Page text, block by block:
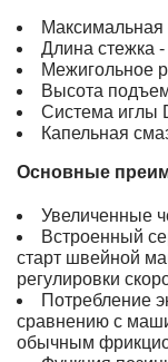
Максимальная
Длина стежка
Межигольное
Высота
Система иглы
Капельная
Основные
Увеличенные
Встроенный
старт швейной
регулировки
Потребление
сравнению с
обычным